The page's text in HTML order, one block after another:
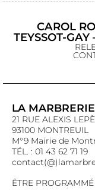
CAROL
TEYSSOT-GAY
LA MARBRERIE
21 RUE ALEXIS
93100 MONTREUIL
M°9 Mairie de
TÉL. : 01 43 62 71 19
ÊTRE